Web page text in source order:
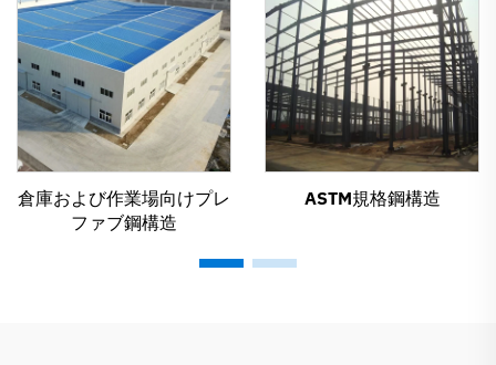
倉庫および作業場向けプレ
ファブ鋼構造
ASTM規格鋼構造